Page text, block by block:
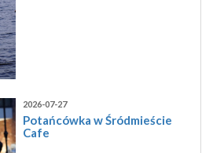
2026-07-27
Potańcówka w Śródmieście
Cafe